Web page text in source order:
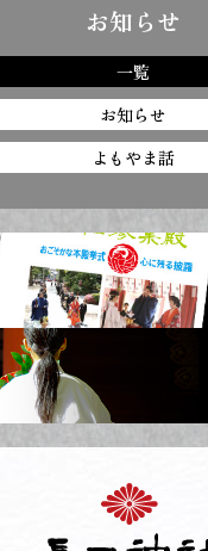
お知らせ
一覧
お知らせ
よもやま話